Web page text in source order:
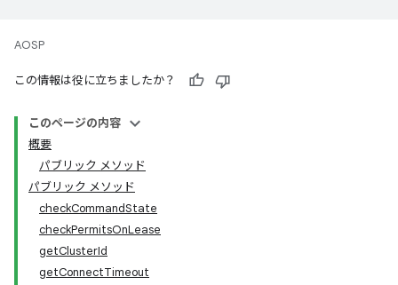
AOSP
この情報は役に立ちましたか？
このページの内容
概要
パブリック メソッド
パブリック メソッド
checkCommandState
checkPermitsOnLease
getClusterId
getConnectTimeout